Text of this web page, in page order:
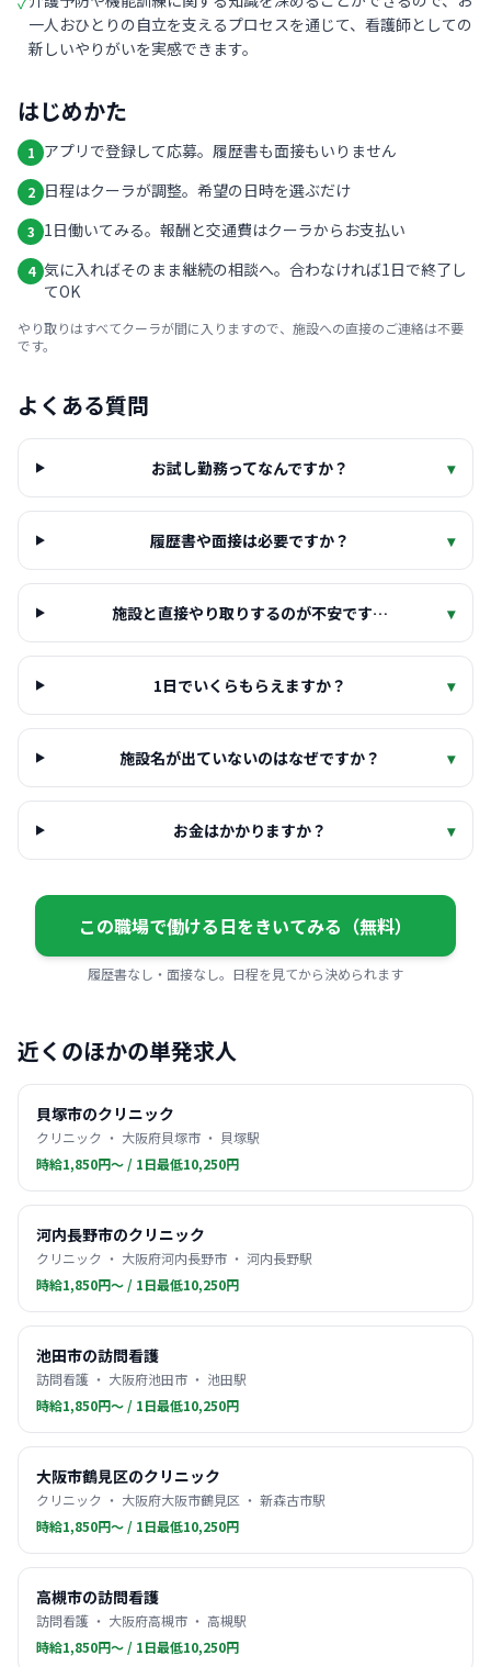
一人おひとりの自立を支えるプロセスを通じて、看護師としての
新しいやりがいを実感できます。
はじめかた
1 アプリで登録して応募。履歴書も面接もいりません
2 日程はクーラが調整。希望の日時を選ぶだけ
3 1日働いてみる。報酬と交通費はクーラからお支払い
4 気に入ればそのまま継続の相談へ。合わなければ1日で終了し
てOK
やり取りはすべてクーラが間に入りますので、施設への直接のご連絡は不要
です。
よくある質問
お試し勤務ってなんですか？ ▾
履歴書や面接は必要ですか？ ▾
施設と直接やり取りするのが不安です… ▾
1日でいくらもらえますか？ ▾
施設名が出ていないのはなぜですか？ ▾
お金はかかりますか？ ▾
この職場で働ける日をきいてみる（無料）
履歴書なし・面接なし。日程を見てから決められます
近くのほかの単発求人
貝塚市のクリニック
クリニック ・ 大阪府貝塚市 ・ 貝塚駅
時給1,850円〜 / 1日最低10,250円
河内長野市のクリニック
クリニック ・ 大阪府河内長野市 ・ 河内長野駅
時給1,850円〜 / 1日最低10,250円
池田市の訪問看護
訪問看護 ・ 大阪府池田市 ・ 池田駅
時給1,850円〜 / 1日最低10,250円
大阪市鶴見区のクリニック
クリニック ・ 大阪府大阪市鶴見区 ・ 新森古市駅
時給1,850円〜 / 1日最低10,250円
高槻市の訪問看護
訪問看護 ・ 大阪府高槻市 ・ 高槻駅
時給1,850円〜 / 1日最低10,250円